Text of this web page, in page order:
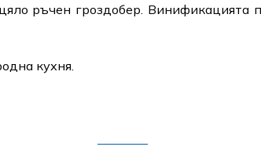
ръчен гроздобер.
кухня.